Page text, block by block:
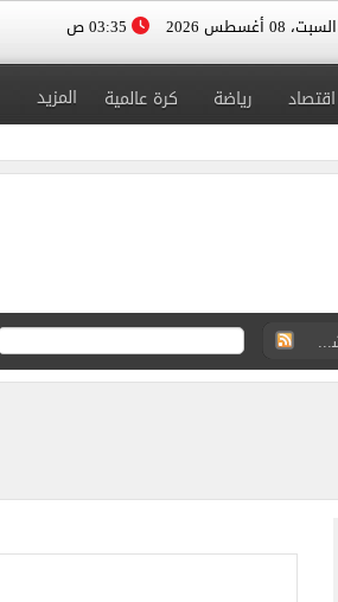
السبت، 08 أغسطس 2026
اقتصاد رياضة كرة عالمية المزيد